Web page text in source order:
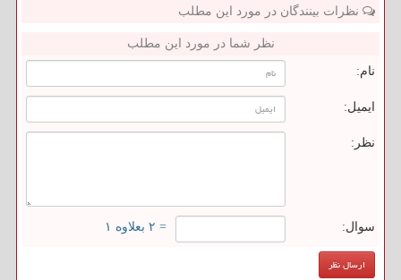
نظرات بینندگان در مورد این مطلب
نظر شما در مورد این مطلب
نام:
ایمیل:
نظر:
سوال: = ۲ بعلاوه ۱